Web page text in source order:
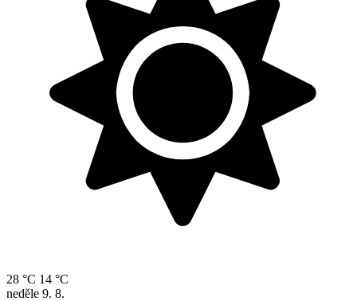
28 °C 14 °C
neděle 9. 8.